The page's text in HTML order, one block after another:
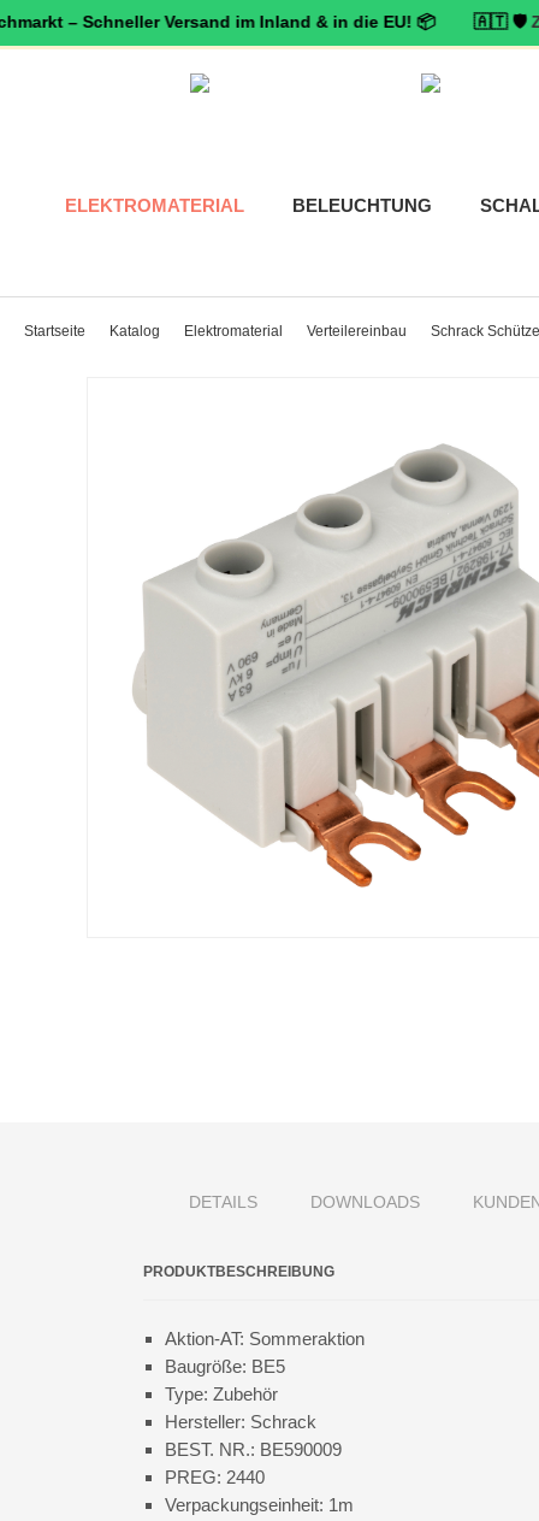
Schneller Versand im Inland & in die EU! 📦 🇦🇹 🛡️
ELEKTROMATERIAL BELEUCHTUNG
Startseite Katalog Elektromaterial Verteilereinbau Schrack
DETAILS DOWNLOADS
PRODUKTBESCHREIBUNG
Aktion-AT: Sommeraktion
Baugröße: BE5
Type: Zubehör
Hersteller: Schrack
BEST. NR.: BE590009
PREG: 2440
Verpackungseinheit: 1m